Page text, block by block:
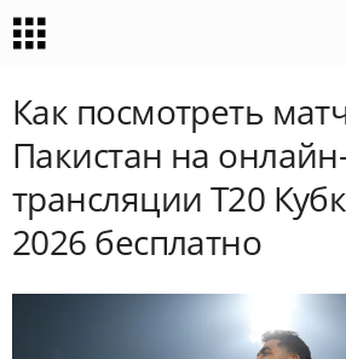
Как посмотреть
Пакистан на
трансляции Т20
2026 бесплатно